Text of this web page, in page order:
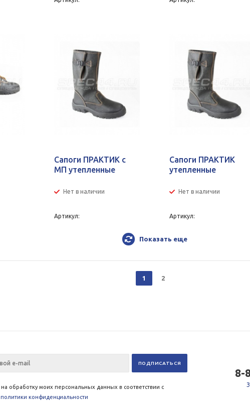
Сапоги ПРАКТИК c
МП утепленные
Нет в наличии
Артикул:
Сапоги ПРАКТИК
утепленные
Нет в наличии
Артикул:
Показать еще
1 2
на обработку моих персональных данных в соответствии с
политики конфиденциальности
8-